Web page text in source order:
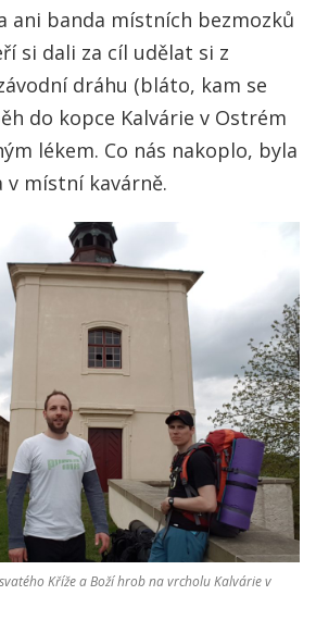
ani banda místních bezmozků
si dali za cíl udělat si z
dráhu (bláto, kam se
do kopce Kalvárie v Ostrém
lékem. Co nás nakoplo, byla
v místní kavárně.
Kříže a Boží hrob na vrcholu Kalvárie v